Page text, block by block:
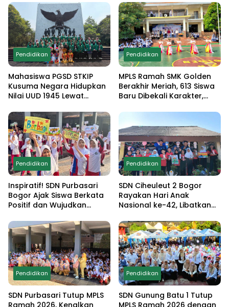
Pendidikan
Mahasiswa PGSD STKIP
Kusuma Negara Hidupkan
Nilai UUD 1945 Lewat
Monumen Pancasila Sakti
Pendidikan
MPLS Ramah SMK Golden
Berakhir Meriah, 613 Siswa
Baru Dibekali Karakter,
hingga Demo
Ekstrakurikuler
Pendidikan
Inspiratif! SDN Purbasari
Bogor Ajak Siswa Berkata
Positif dan Wujudkan
Pendidikan
SDN Ciheuleut 2 Bogor
Rayakan Hari Anak
Nasional ke-42, Libatkan
Lomba Edukatif untuk
Cetak Generasi
Berprestasi
Pendidikan
SDN Purbasari Tutup MPLS
Pendidikan
SDN Gunung Batu 1 Tutup